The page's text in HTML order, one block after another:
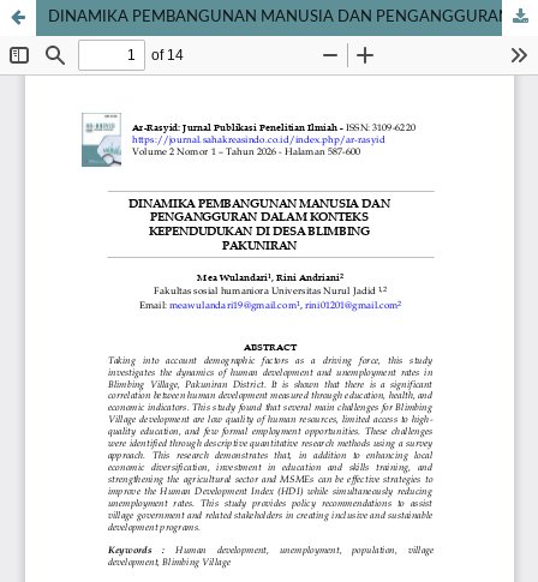
DINAMIKA PEMBANGUNAN MANUSIA DAN PENGANGGURAN DALAM KONTEKS KEPENDUDUKAN DI DESA BLIMBING PAKUNIRAN